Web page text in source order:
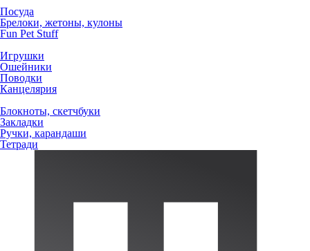
Посуда
Брелоки, жетоны, кулоны
Fun Pet Stuff
Игрушки
Ошейники
Поводки
Канцелярия
Блокноты, скетчбуки
Закладки
Ручки, карандаши
Тетради